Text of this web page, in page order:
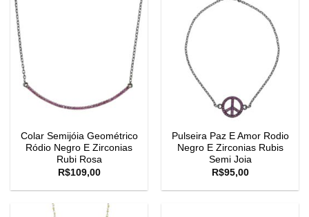
Colar Semijóia Geométrico
Ródio Negro E Zirconias
Rubi Rosa
R$109,00
Pulseira Paz E Amor Rodio
Negro E Zirconias Rubis
Semi Joia
R$95,00